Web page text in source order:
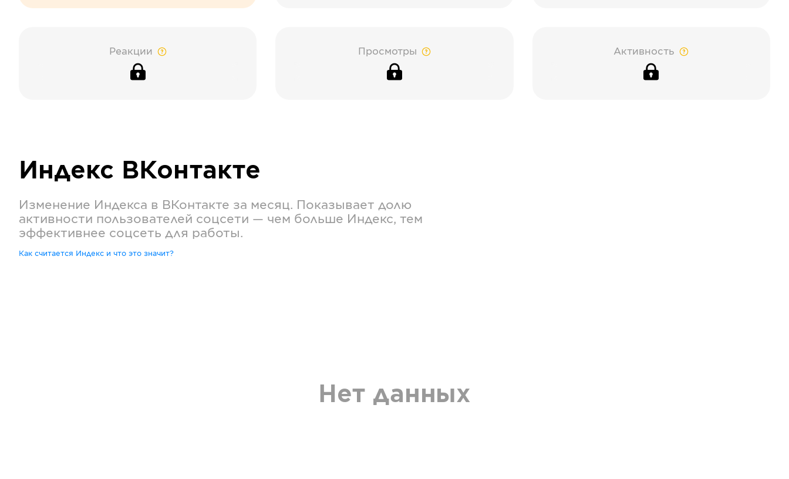
Реакции Просмотры Активность
Индекс ВКонтакте
Изменение Индекса в ВКонтакте за месяц. Показывает долю
активности пользователей соцсети — чем больше Индекс, тем
эффективнее соцсеть для работы.
Как считается Индекс и что это значит?
Нет данных